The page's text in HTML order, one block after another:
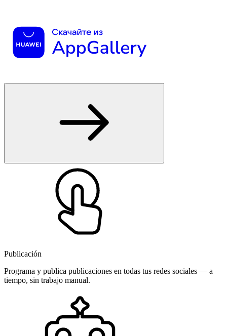
Publicación
Programa y publica publicaciones en todas tus redes sociales — a
tiempo, sin trabajo manual.